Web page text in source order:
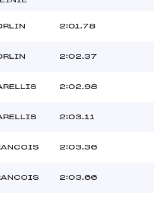
2:01.78
2:02.37
2:02.98
2:03.11
2:03.36
2:03.66